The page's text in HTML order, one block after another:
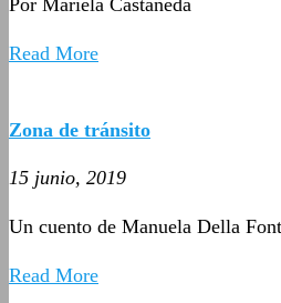
Read More
Zona de tránsito
15 junio, 2019
Un cuento de Manuela Della
Read More